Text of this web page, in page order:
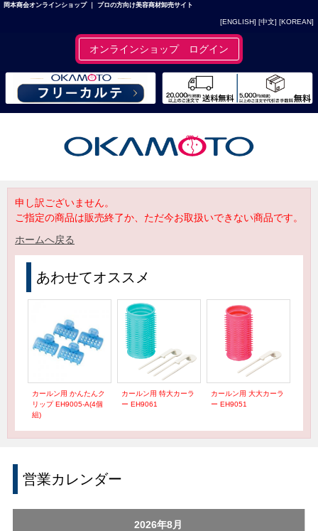
岡本商会オンラインショップ ｜ プロの方向け美容商材卸売サイト
[ENGLISH] [中文] [KOREAN]
オンラインショップ ログイン
申し訳ございません。
ご指定の商品は販売終了か、ただ今お取扱いできない商品です。
ホームへ戻る
あわせてオススメ
カールン用 かんたんク
リップ EH9005-A(4個
組)
カールン用 特大カーラ
ー EH9061
カールン用 大大カーラ
ー EH9051
営業カレンダー
2026年8月